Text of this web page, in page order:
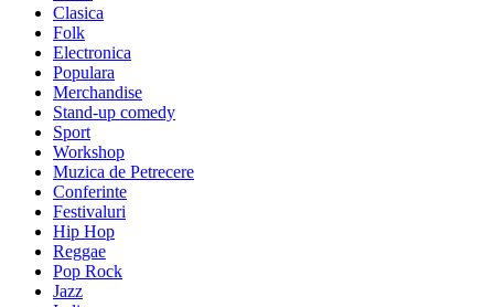
Clasica
Folk
Electronica
Populara
Merchandise
Stand-up comedy
Sport
Workshop
Muzica de Petrecere
Conferinte
Festivaluri
Hip Hop
Reggae
Pop Rock
Jazz